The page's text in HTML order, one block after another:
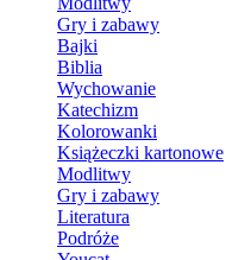
Gry i zabawy
Bajki
Biblia
Wychowanie
Katechizm
Kolorowanki
Książeczki kartonowe
Modlitwy
Gry i zabawy
Literatura
Podróże